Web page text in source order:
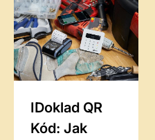
IDoklad QR
Kód: Jak